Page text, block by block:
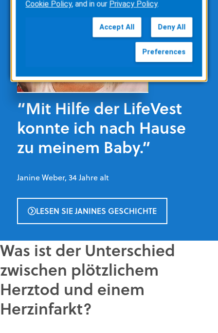
“Mit Hilfe der LifeVest
konnte ich nach Hause
zu meinem Baby.”
Janine Weber, 34 Jahre alt
LESEN SIE JANINES GESCHICHTE
Was ist der Unterschied
zwischen plötzlichem
Herztod und einem
Herzinfarkt?
Cookie Policy, and in our Privacy Policy.
Accept All Deny All
Preferences